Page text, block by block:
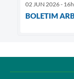
02 JUN 2026 -
BOLETIM